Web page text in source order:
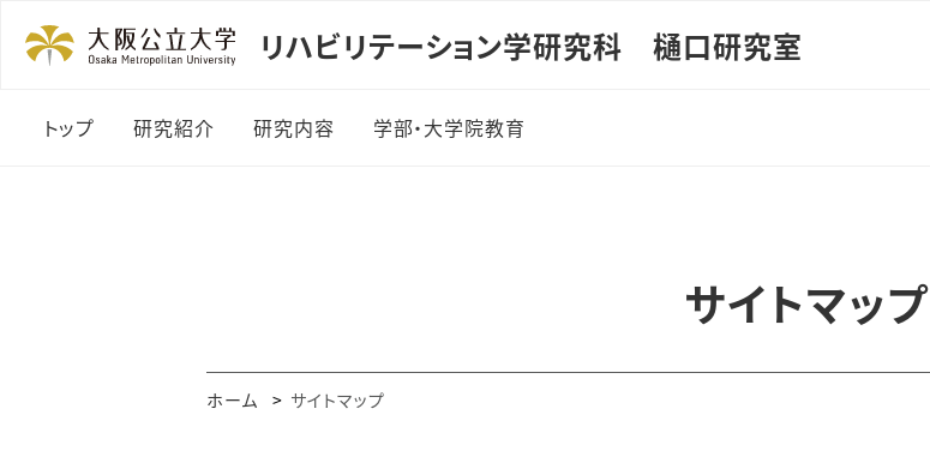
リハビリテーション学研究科 樋口研究室
トップ 研究紹介 研究内容 学部・大学院教育
サイトマップ
ホーム サイトマップ